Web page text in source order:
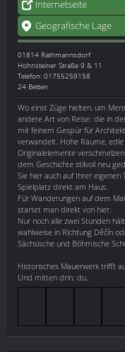
Internetseite
Geografische Lage
01814 Rathmannsdorf
Hohnsteiner Straße 9 & 11
Telefon: 01755259158
24 Betten
Wo einst Züge hielten, um
andere Art von Reise: die in
mit feinem Gespür für
verwandelt. Hohe Räume,
Originalelemente
dem Geschichte stilvoll neu
Sie hier auch auf Ihrer
Spielplatz direkt am Haus.
Für Wanderungen auf dem
startet man direkt von hier.
Nur noch alle zwei Stunden
wahlweise in Richtung Děčín
Sächsische und Böhmische
Historisches Mauerwerk trifft
Und mitten drin: du.